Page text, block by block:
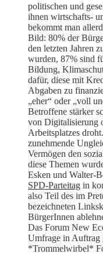
politischen und
ihnen wirtschafts-
bekommt man
Bild: 80% der
den letzten Jahren
wurden, 87% sind
Bildung,
dafür, diese mit
Abgaben zu
„eher“ oder „voll
Betroffene stärker
von Digitalisierung
Arbeitsplatzes
zunehmende
Vermögen den
diese Themen
Esken und Walter-
SPD-Parteitag in
also Teil des im
bezeichneten
BürgerInnen
Das Forum New
Umfrage in Auftrag
*Trommelwirbel*